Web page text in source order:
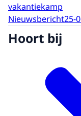
vakantiekamp
Nieuwsbericht25-
Hoort bij